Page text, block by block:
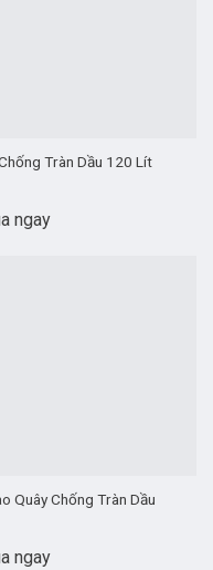
Tràn Dầu 120 Lít
ngay
Quây Chống Tràn Dầu
ngay